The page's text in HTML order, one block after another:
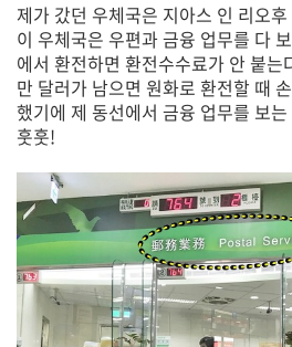
제가 갔던 우체국은 지아스 인 리오
이 우체국은 우편과 금융 업무를 다
에서 환전하면 환전수수료가 안 붙는
만 달러가 남으면 원화로 환전할 때
했기에 제 동선에서 금융 업무를 보
훗훗!